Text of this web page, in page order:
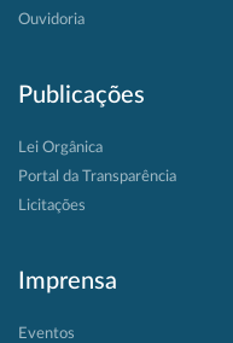
Ouvidoria
Publicações
Lei Orgânica
Portal da Transparência
Licitações
Imprensa
Eventos